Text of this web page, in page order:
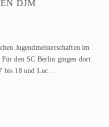
DJM
Jugendmeisterschaften im
den SC Berlin gingen dort
bis 18 und Luc…